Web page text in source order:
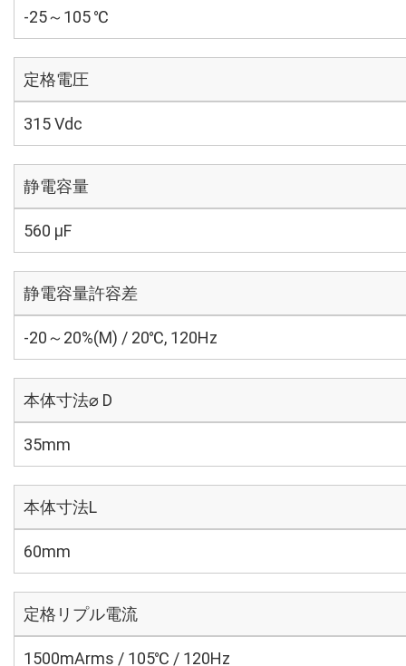
-25～105 ℃
定格電圧
315 Vdc
静電容量
560 µF
静電容量許容差
-20～20%(M) / 20℃, 120Hz
本体寸法⌀ D
35mm
本体寸法L
60mm
定格リプル電流
1500mArms / 105℃ / 120Hz